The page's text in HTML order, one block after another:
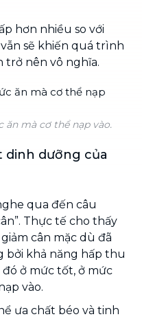
hơn nhiều so với
sẽ khiến quá trình
trở nên vô nghĩa.
ăn mà cơ thể nạp vào.
dinh dưỡng của
qua đến câu
Thực tế cho thấy
cân mặc dù đã
bởi khả năng hấp thu
ở mức tốt, ở mức
vào.
ưa chất béo và tinh